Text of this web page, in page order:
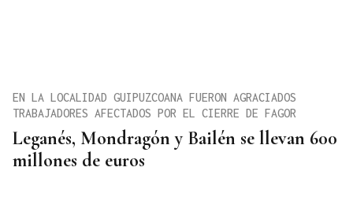
Leganés, Mondragón y Bailén se llevan 600
millones de euros
EN LA LOCALIDAD GUIPUZCOANA FUERON AGRACIADOS
TRABAJADORES AFECTADOS POR EL CIERRE DE FAGOR